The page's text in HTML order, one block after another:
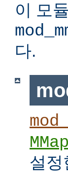
이 모
다.
설정